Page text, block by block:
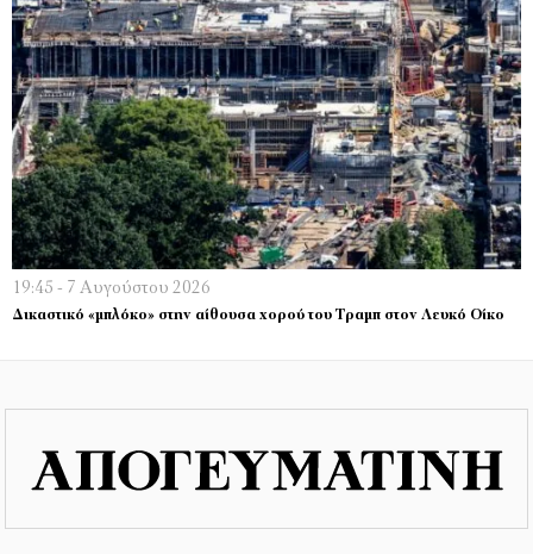
19:45 - 7 Αυγούστου 2026
Δικαστικό «μπλόκο» στην αίθουσα χορού του Τραμπ στον Λευκό Οίκο